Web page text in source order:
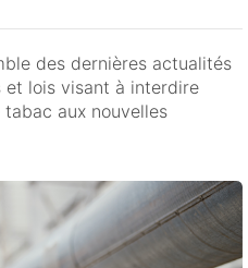
des dernières actualités
et lois visant à interdire
aux nouvelles